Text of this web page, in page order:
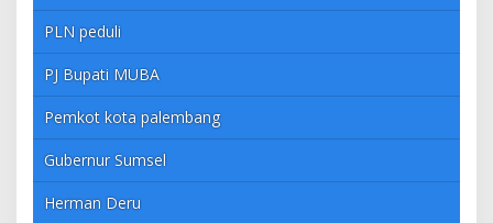
PLN peduli
PJ Bupati MUBA
Pemkot kota palembang
Gubernur Sumsel
Herman Deru